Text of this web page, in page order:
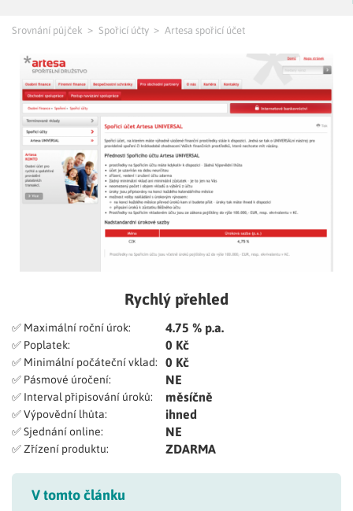
Srovnání půjček Spořicí účty Artesa spořicí účet
Rychlý přehled
✅ Maximální roční úrok: 4.75 % p.a.
✅ Poplatek: 0 Kč
✅ Minimální počáteční vklad: 0 Kč
✅ Pásmové úročení: NE
✅ Interval připisování úroků: měsíčně
✅ Výpovědní lhůta: ihned
✅ Sjednání online: NE
✅ Zřízení produktu: ZDARMA
V tomto článku